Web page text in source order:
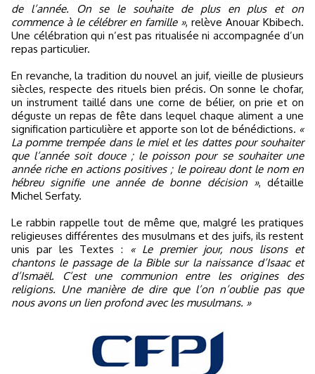
de l’année. On se le souhaite de plus en plus et on
commence à le célébrer en famille », relève Anouar Kbibech.
Une célébration qui n’est pas ritualisée ni accompagnée d’un
repas particulier.
En revanche, la tradition du nouvel an juif, vieille de plusieurs
siècles, respecte des rituels bien précis. On sonne le chofar,
un instrument taillé dans une corne de bélier, on prie et on
déguste un repas de fête dans lequel chaque aliment a une
signification particulière et apporte son lot de bénédictions. «
La pomme trempée dans le miel et les dattes pour souhaiter
que l’année soit douce ; le poisson pour se souhaiter une
année riche en actions positives ; le poireau dont le nom en
hébreu signifie une année de bonne décision », détaille
Michel Serfaty.
Le rabbin rappelle tout de même que, malgré les pratiques
religieuses différentes des musulmans et des juifs, ils restent
unis par les Textes :
« Le premier jour, nous lisons et
chantons le passage de la Bible sur la naissance d’Isaac et
d’Ismaël. C’est une communion entre les origines des
religions. Une manière de dire que l’on n’oublie pas que
nous avons un lien profond avec les musulmans. »